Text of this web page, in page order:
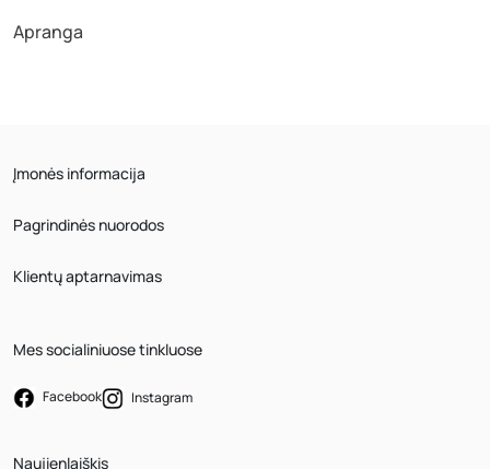
Apranga
Įmonės informacija
Pagrindinės nuorodos
Klientų aptarnavimas
Mes socialiniuose tinkluose
Facebook Instagram
Naujienlaiškis